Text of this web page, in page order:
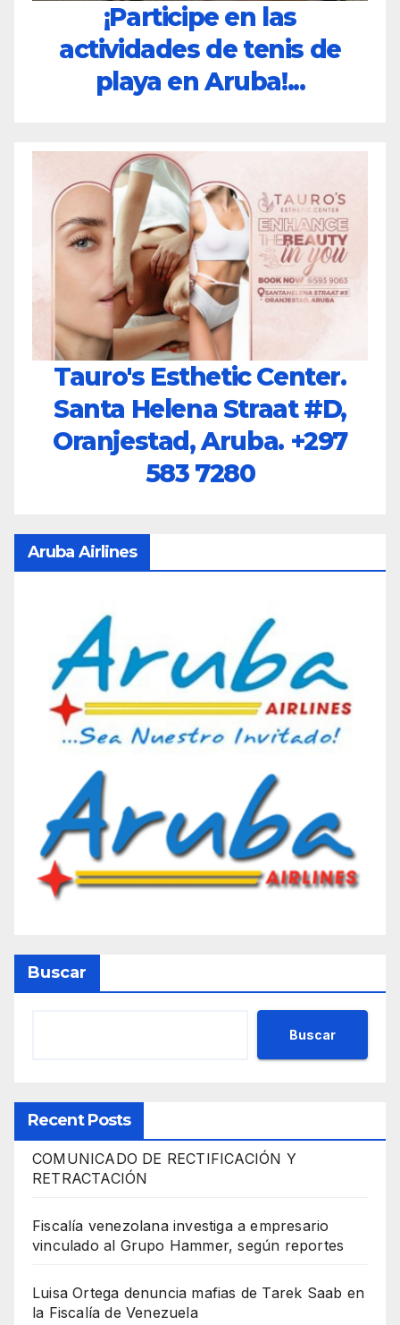
¡Participe en las
actividades de tenis de
playa en Aruba!...
Tauro's Esthetic Center.
Santa Helena Straat #D,
Oranjestad, Aruba. +297
583 7280
Aruba Airlines
Buscar
Buscar
Recent Posts
COMUNICADO DE RECTIFICACIÓN Y
RETRACTACIÓN
Fiscalía venezolana investiga a empresario
vinculado al Grupo Hammer, según reportes
Luisa Ortega denuncia mafias de Tarek Saab en
la Fiscalía de Venezuela